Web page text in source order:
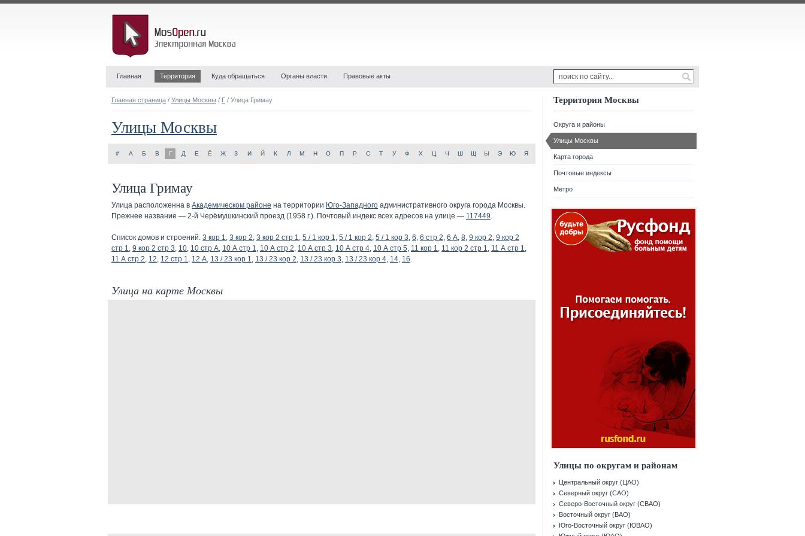
Главная Территория Куда обращаться Органы власти Правовые акты
Главная страница / Улицы Москвы / Г / Улица Гримау
Улицы Москвы
# А Б В Г Д Е Ё Ж З И Й К Л М Н О П Р С Т У Ф Х Ц Ч Ш Щ Ы Э Ю Я
Улица Гримау
Улица расположенна в Академическом районе на территории Юго-Западного административного округа города Москвы.
Прежнее название — 2-й Черёмушкинский проезд (1958 г.). Почтовый индекс всех адресов на улице — 117449.
Список домов и строений: 3 кор 1, 3 кор 2, 3 кор 2 стр 1, 5 / 1 кор 1, 5 / 1 кор 2, 5 / 1 кор 3, 6, 6 стр 2, 6 А, 8, 9 кор 2, 9 кор 2
стр 1, 9 кор 2 стр 3, 10, 10 стр А, 10 А стр 1, 10 А стр 2, 10 А стр 3, 10 А стр 4, 10 А стр 5, 11 кор 1, 11 кор 2 стр 1, 11 А стр 1,
11 А стр 2, 12, 12 стр 1, 12 А, 13 / 23 кор 1, 13 / 23 кор 2, 13 / 23 кор 3, 13 / 23 кор 4, 14, 16.
Улица на карте Москвы
Территория Москвы
Округа и районы
Улицы Москвы
Карта города
Почтовые индексы
Метро
Улицы по округам и районам
Центральный округ (ЦАО)
Северный округ (САО)
Северо-Восточный округ (СВАО)
Восточный округ (ВАО)
Юго-Восточный округ (ЮВАО)